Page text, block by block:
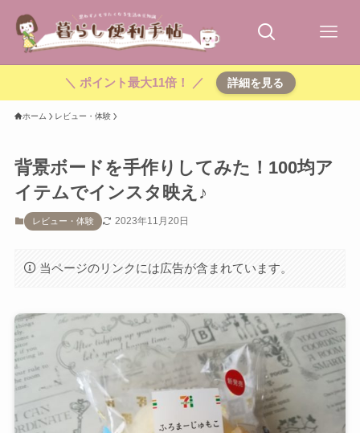
＼ ポイント最大11倍！ ／ 詳細を見る
ホーム レビュー・体験
背景ボードを手作りしてみた！100均ア
イテムでインスタ映え♪
レビュー・体験 2023年11月20日
当ページのリンクには広告が含まれています。